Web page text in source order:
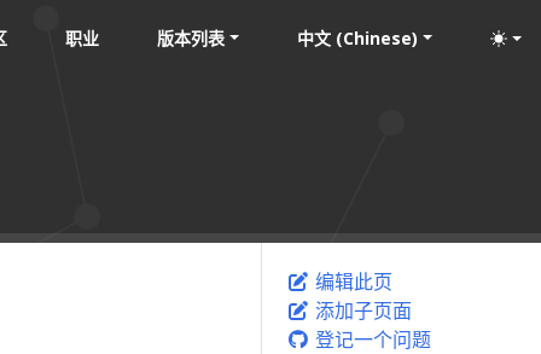
职业 版本列表 中文 (Chinese)
编辑此页
添加子页面
登记一个问题